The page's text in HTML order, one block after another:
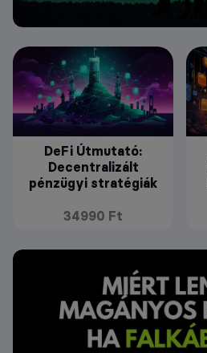
DeFi Útmutató:
Decentralizált
pénzügyi stratégiák
34990 Ft